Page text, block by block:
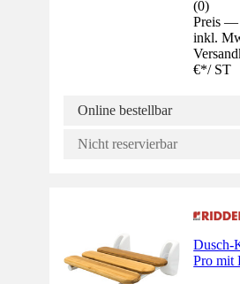
(0)
Preis —
inkl.
€*/ ST
Online bestellbar
Nicht reservierbar
Dusch-
Pro mit